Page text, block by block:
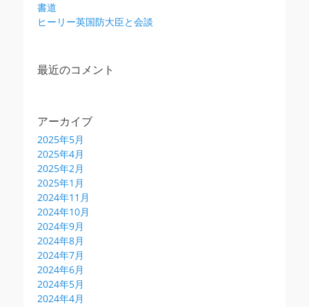
書道
ヒーリー英国防大臣と会談
最近のコメント
アーカイブ
2025年5月
2025年4月
2025年2月
2025年1月
2024年11月
2024年10月
2024年9月
2024年8月
2024年7月
2024年6月
2024年5月
2024年4月